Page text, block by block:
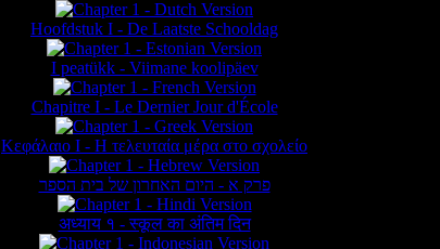
Hoofdstuk I - De Laatste Schooldag
I peatükk - Viimane koolipäev
Chapitre I - Le Dernier Jour d'École
Κεφάλαιο Ι - Η τελευταία μέρα στο σχολείο
פרק א - היום האחרון של בית הספר
अध्याय १ - स्कूल का अंतिम दिन